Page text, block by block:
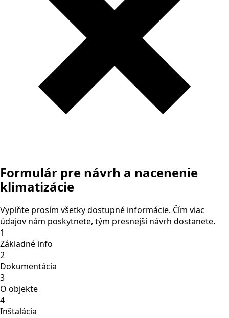
Formulár pre návrh a nacenenie
klimatizácie
Vyplňte prosím všetky dostupné informácie. Čím viac
údajov nám poskytnete, tým presnejší návrh dostanete.
1
Základné info
2
Dokumentácia
3
O objekte
4
Inštalácia